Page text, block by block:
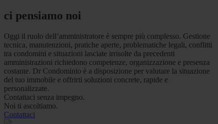
ci pensiamo noi
Oggi il ruolo dell’amministratore è sempre più complesso. Gestione
tecnica, manutenzioni, pratiche aperte, problematiche legali, conflitti
tra condomini e situazioni lasciate irrisolte da precedenti
amministrazioni richiedono competenze, organizzazione e presenza
costante. Dr Condominio è a disposizione per valutare la situazione
del tuo immobile e offrirti soluzioni concrete, rapide e
personalizzate.
Contattaci senza impegno.
Noi ti ascoltiamo.
Contattaci